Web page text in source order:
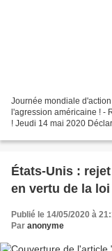
Journée mondiale
l'agression américaine ! -
! Jeudi 14 mai 2020
États-Unis :
en vertu de la
Publié le 14/05/2020 à
Par anonyme